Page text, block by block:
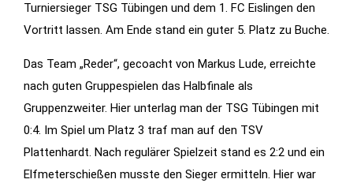
Turniersieger TSG Tübingen und dem 1. FC Eislingen den
Vortritt lassen. Am Ende stand ein guter 5. Platz zu Buche.
Das Team „Reder“, gecoacht von Markus Lude, erreichte
nach guten Gruppespielen das Halbfinale als
Gruppenzweiter. Hier unterlag man der TSG Tübingen mit
0:4. Im Spiel um Platz 3 traf man auf den TSV
Plattenhardt. Nach regulärer Spielzeit stand es 2:2 und ein
Elfmeterschießen musste den Sieger ermitteln. Hier war
Cookies
werden für
die
Funktionalität
der Website
benötigt.
Statistiken